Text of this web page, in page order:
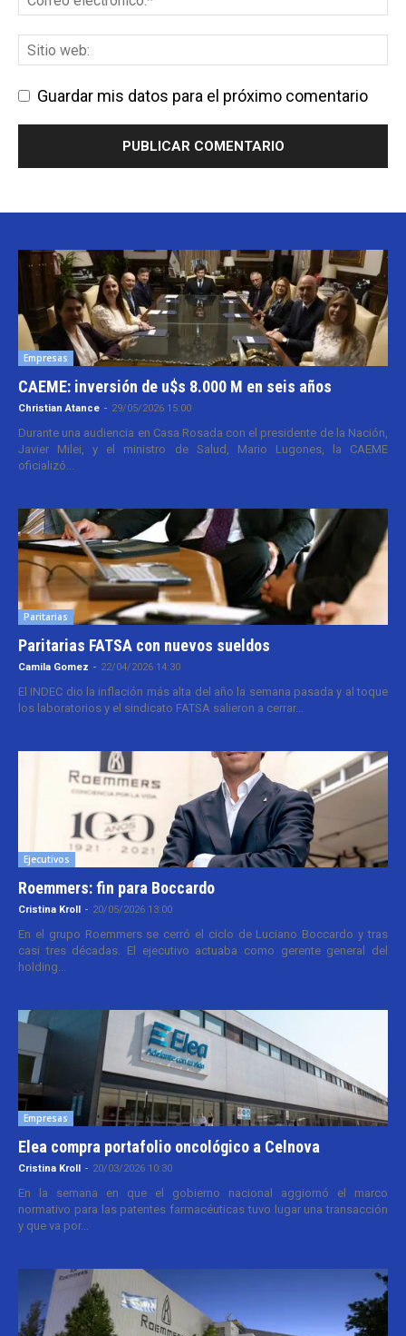
Guardar mis datos para el próximo comentario
Empresas
CAEME: inversión de u$s 8.000 M en seis años
Christian Atance - 29/05/2026 15:00
Durante una audiencia en Casa Rosada con el presidente de la Nación,
Javier Milei, y el ministro de Salud, Mario Lugones, la CAEME
oficializó...
Paritarias
Paritarias FATSA con nuevos sueldos
Camila Gomez - 22/04/2026 14:30
El INDEC dio la inflación más alta del año la semana pasada y al toque
los laboratorios y el sindicato FATSA salieron a cerrar...
Ejecutivos
Roemmers: fin para Boccardo
Cristina Kroll - 20/05/2026 13:00
En el grupo Roemmers se cerró el ciclo de Luciano Boccardo y tras
casi tres décadas. El ejecutivo actuaba como gerente general del
holding...
Empresas
Elea compra portafolio oncológico a Celnova
Cristina Kroll - 20/03/2026 10:30
En la semana en que el gobierno nacional aggiornó el marco
normativo para las patentes farmacéuticas tuvo lugar una transacción
y que va por...